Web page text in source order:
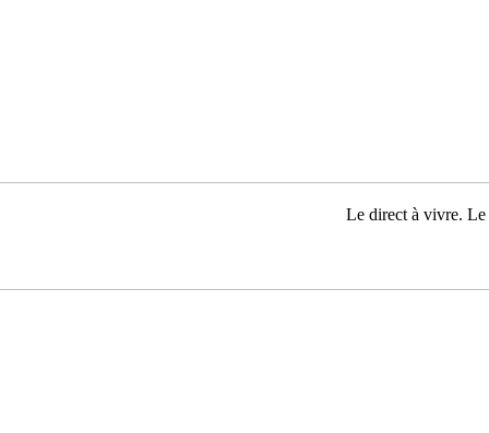
Le direct à vivre. Le